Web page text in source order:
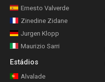
Ernesto Valverde
Zinedine Zidane
Jurgen Klopp
Maurizio Sarri
Estádios
Alvalade